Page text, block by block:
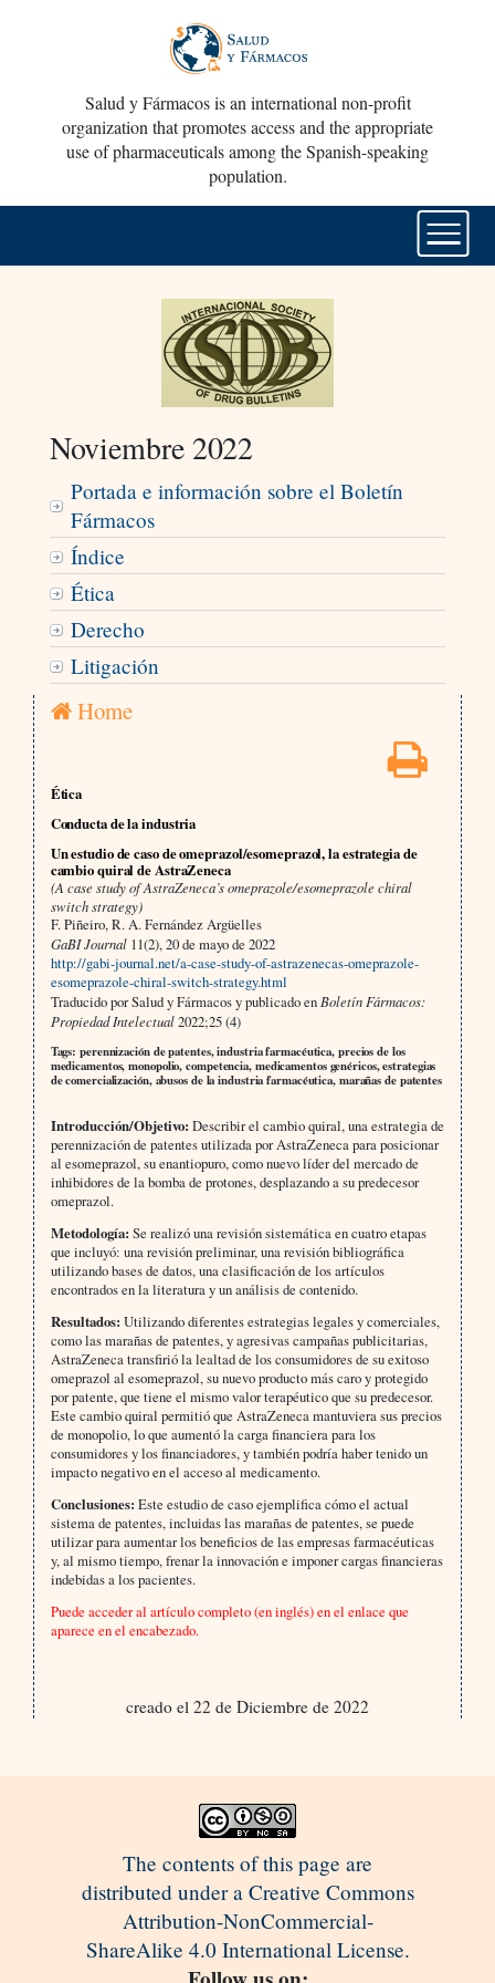
Salud y Fármacos is an international non-profit
organization that promotes access and the appropriate
use of pharmaceuticals among the Spanish-speaking
population.
Noviembre 2022
Portada e información sobre el Boletín
Fármacos
Índice
Ética
Derecho
Litigación
Home
Ética
Conducta de la industria
Un estudio de caso de omeprazol/esomeprazol, la estrategia de
cambio quiral de AstraZeneca
(A case study of AstraZeneca’s omeprazole/esomeprazole chiral
switch strategy)
F. Piñeiro, R. A. Fernández Argüelles
GaBI Journal11(2), 20 de mayo de 2022
http://gabi-journal.net/a-case-study-of-astrazenecas-omeprazole-
esomeprazole-chiral-switch-strategy.html
Traducido por Salud y Fármacos y publicado en Boletín Fármacos:
Propiedad Intelectual2022;25 (4)
Tags: perennización de patentes, industria farmacéutica, precios de los
medicamentos, monopolio, competencia, medicamentos genéricos, estrategias
de comercialización, abusos de la industria farmacéutica, marañas de patentes
Introducción/Objetivo: Describir el cambio quiral, una estrategia de
perennización de patentes utilizada por AstraZeneca para posicionar
al esomeprazol, su enantiopuro, como nuevo líder del mercado de
inhibidores de la bomba de protones, desplazando a su predecesor
omeprazol.
Metodología: Se realizó una revisión sistemática en cuatro etapas
que incluyó: una revisión preliminar, una revisión bibliográfica
utilizando bases de datos, una clasificación de los artículos
encontrados en la literatura y un análisis de contenido.
Resultados: Utilizando diferentes estrategias legales y comerciales,
como las marañas de patentes, y agresivas campañas publicitarias,
AstraZeneca transfirió la lealtad de los consumidores de su exitoso
omeprazol al esomeprazol, su nuevo producto más caro y protegido
por patente, que tiene el mismo valor terapéutico que su predecesor.
Este cambio quiral permitió que AstraZeneca mantuviera sus precios
de monopolio, lo que aumentó la carga financiera para los
consumidores y los financiadores, y también podría haber tenido un
impacto negativo en el acceso al medicamento.
Conclusiones: Este estudio de caso ejemplifica cómo el actual
sistema de patentes, incluidas las marañas de patentes, se puede
utilizar para aumentar los beneficios de las empresas farmacéuticas
y, al mismo tiempo, frenar la innovación e imponer cargas financieras
indebidas a los pacientes.
Puede acceder al artículo completo (en inglés) en el enlace que
aparece en el encabezado.
creado el 22 de Diciembre de 2022
The contents of this page are
distributed under a Creative Commons
Attribution-NonCommercial-
ShareAlike 4.0 International License.